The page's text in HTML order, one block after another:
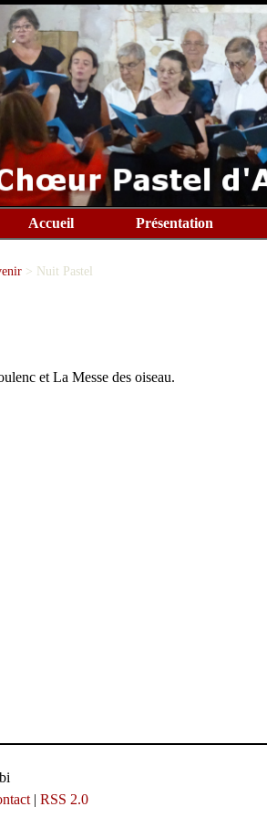
Accueil Présentation
> Nuit Pastel
et La Messe des oiseau.
| RSS 2.0